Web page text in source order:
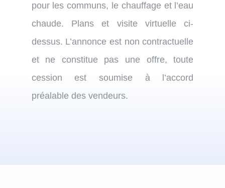
pour les communs, le chauffage et l’eau
chaude. Plans et visite virtuelle ci-
dessus. L’annonce est non contractuelle
et ne constitue pas une offre, toute
cession est soumise à l’accord
préalable des vendeurs.